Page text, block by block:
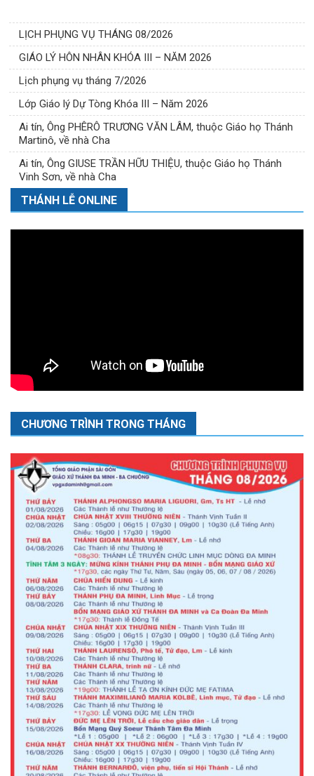
LỊCH PHỤNG VỤ THÁNG 08/2026
GIÁO LÝ HÔN NHÂN KHÓA III – NĂM 2026
Lịch phụng vụ tháng 7/2026
Lớp Giáo lý Dự Tòng Khóa III – Năm 2026
Ai tín, Ông PHÊRÔ TRƯƠNG VĂN LÂM, thuộc Giáo họ Thánh
Martinô, về nhà Cha
Ai tín, Ông GIUSE TRẦN HỮU THIỆU, thuộc Giáo họ Thánh
Vinh Sơn, về nhà Cha
THÁNH LỄ ONLINE
CHƯƠNG TRÌNH TRONG THÁNG